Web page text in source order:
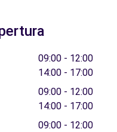
09:00 - 12:00
14:00 - 17:00
09:00 - 12:00
14:00 - 17:00
09:00 - 12:00